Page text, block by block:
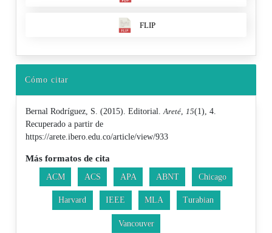
FLIP
Cómo citar
Bernal Rodríguez, S. (2015). Editorial.Areté,15(1), 4.
Recuperado a partir de
https://arete.ibero.edu.co/article/view/933
Más formatos de cita
ACM ACS APA ABNT Chicago
Harvard IEEE MLA Turabian
Vancouver